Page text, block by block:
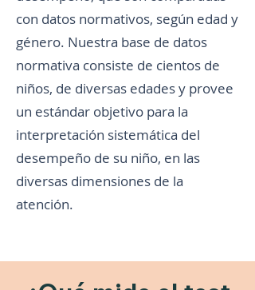
con datos normativos, según edad y
género. Nuestra base de datos
normativa consiste de cientos de
niños, de diversas edades y provee
un estándar objetivo para la
interpretación sistemática del
desempeño de su niño, en las
diversas dimensiones de la
atención.